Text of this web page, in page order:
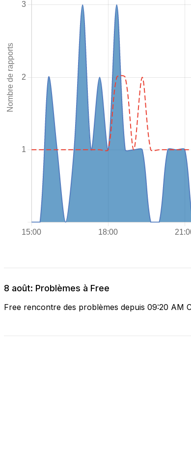
8 août: Problèmes à Free
Free rencontre des problèmes depuis 09:20 AM